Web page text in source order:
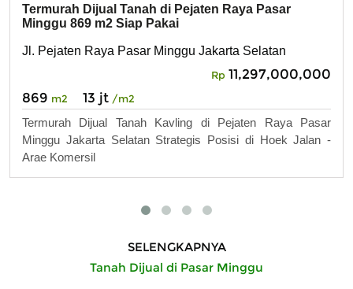
Termurah Dijual Tanah di Pejaten Raya Pasar
Minggu 869 m2 Siap Pakai
Jl. Pejaten Raya Pasar Minggu Jakarta Selatan
Rp 11,297,000,000
869 m2 13 jt /m2
Termurah Dijual Tanah Kavling di Pejaten Raya Pasar
Minggu Jakarta Selatan Strategis Posisi di Hoek Jalan -
Arae Komersil
SELENGKAPNYA
Tanah Dijual di Pasar Minggu